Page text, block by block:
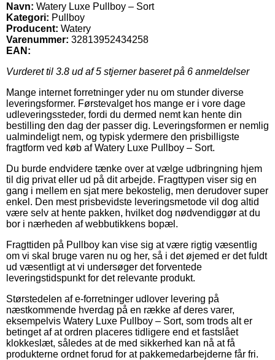
Navn: Watery Luxe Pullboy – Sort
Kategori: Pullboy
Producent: Watery
Varenummer: 32813952434258
EAN:
Vurderet til 3.8 ud af 5 stjerner baseret på 6 anmeldelser
Mange internet forretninger yder nu om stunder diverse
leveringsformer. Førstevalget hos mange er i vore dage
udleveringssteder, fordi du dermed nemt kan hente din
bestilling den dag der passer dig. Leveringsformen er nemlig
ualmindeligt nem, og typisk ydermere den prisbilligste
fragtform ved køb af Watery Luxe Pullboy – Sort.
Du burde endvidere tænke over at vælge udbringning hjem
til dig privat eller ud på dit arbejde. Fragttypen viser sig en
gang i mellem en sjat mere bekostelig, men derudover super
enkel. Den mest prisbevidste leveringsmetode vil dog altid
være selv at hente pakken, hvilket dog nødvendiggør at du
bor i nærheden af webbutikkens bopæl.
Fragttiden på Pullboy kan vise sig at være rigtig væsentlig
om vi skal bruge varen nu og her, så i det øjemed er det fuldt
ud væsentligt at vi undersøger det forventede
leveringstidspunkt for det relevante produkt.
Størstedelen af e-forretninger udlover levering på
næstkommende hverdag på en række af deres varer,
eksempelvis Watery Luxe Pullboy – Sort, som trods alt er
betinget af at ordren placeres tidligere end et fastslået
klokkeslæt, således at de med sikkerhed kan nå at få
produkterne ordnet forud for at pakkemedarbejderne får fri.